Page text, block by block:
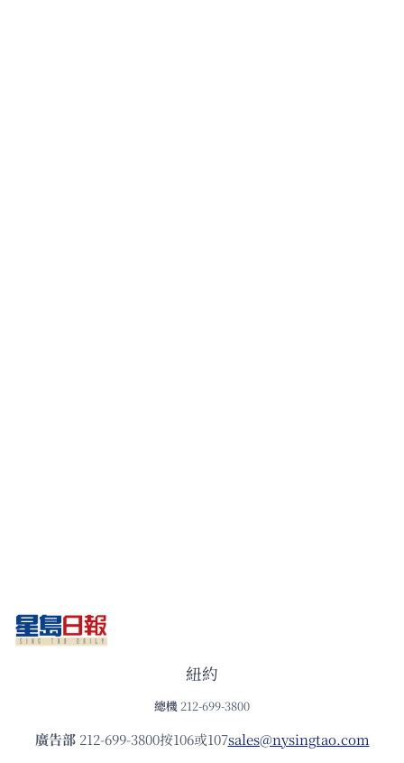
紐約
總機 212-699-3800
廣告部212-699-3800按106或107sales@nysingtao.com